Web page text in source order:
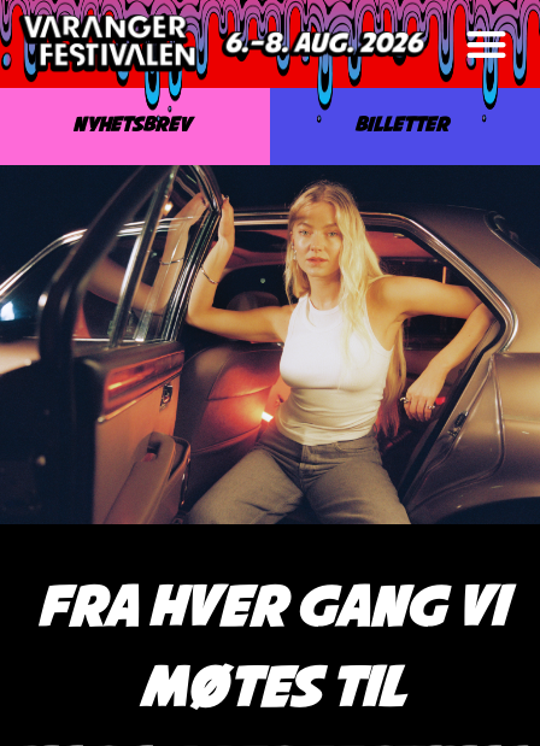
NYHETSBREV BILLETTER
Fra Hver gang vi
møtes til